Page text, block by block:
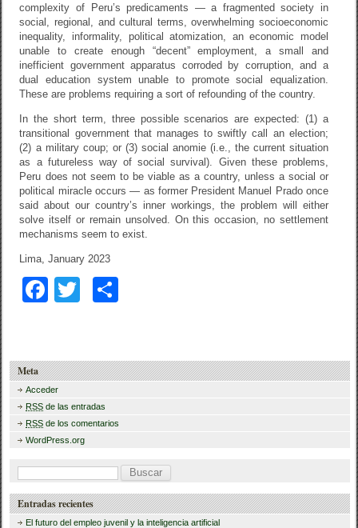
complexity of Peru’s predicaments — a fragmented society in
social, regional, and cultural terms, overwhelming socioeconomic
inequality, informality, political atomization, an economic model
unable to create enough “decent” employment, a small and
inefficient government apparatus corroded by corruption, and a
dual education system unable to promote social equalization.
These are problems requiring a sort of refounding of the country.
In the short term, three possible scenarios are expected: (1) a
transitional government that manages to swiftly call an election;
(2) a military coup; or (3) social anomie (i.e., the current situation
as a futureless way of social survival). Given these problems,
Peru does not seem to be viable as a country, unless a social or
political miracle occurs — as former President Manuel Prado once
said about our country’s inner workings, the problem will either
solve itself or remain unsolved. On this occasion, no settlement
mechanisms seem to exist.
Lima, January 2023
F
e
b
o
o
k
T
er p
tir
Meta
Acceder
RSS de las entradas
RSS de los comentarios
WordPress.org
B
u
s
Entradas recientes
El futuro del empleo juvenil y la inteligencia artificial